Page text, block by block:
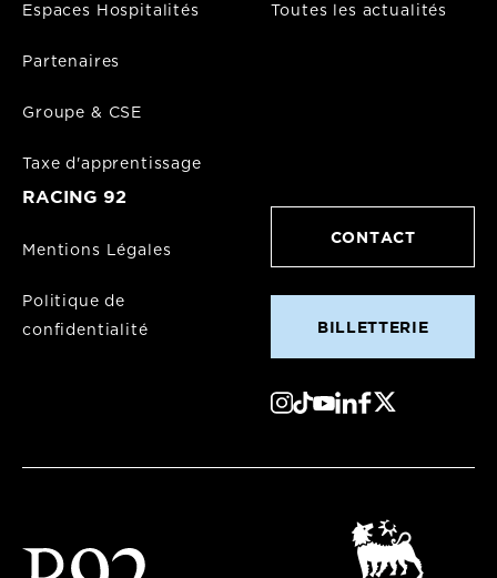
Espaces Hospitalités
Partenaires
Groupe & CSE
Taxe d'apprentissage
Toutes les actualités
RACING 92
Mentions Légales
Politique de
confidentialité
CONTACT
BILLETTERIE